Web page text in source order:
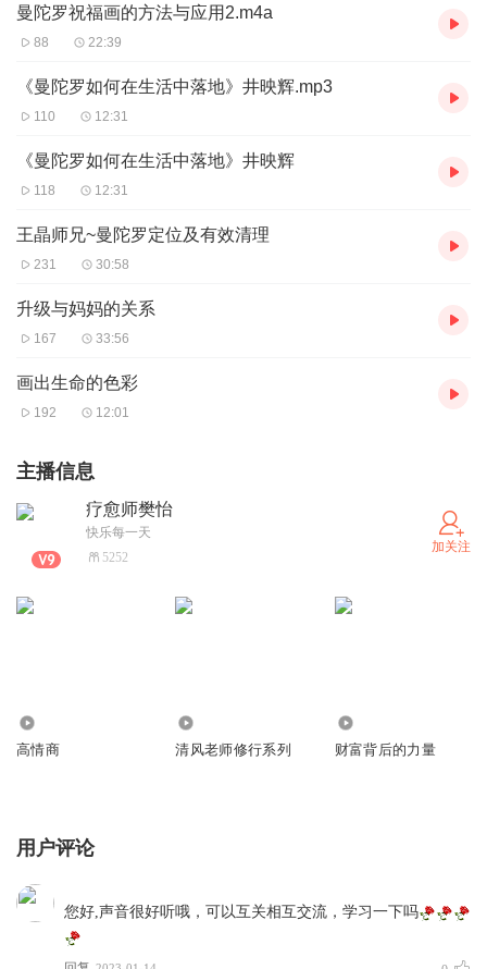
曼陀罗祝福画的方法与应用2.m4a
88 22:39
《曼陀罗如何在生活中落地》井映辉.mp3
110 12:31
《曼陀罗如何在生活中落地》井映辉
118 12:31
王晶师兄~曼陀罗定位及有效清理
231 30:58
升级与妈妈的关系
167 33:56
画出生命的色彩
192 12:01
主播信息
疗愈师樊怡
快乐每一天
5252
加关注
高情商 清风老师修行系列 财富背后的力量
用户评论
您好,声音很好听哦，可以互关相互交流，学习一下吗